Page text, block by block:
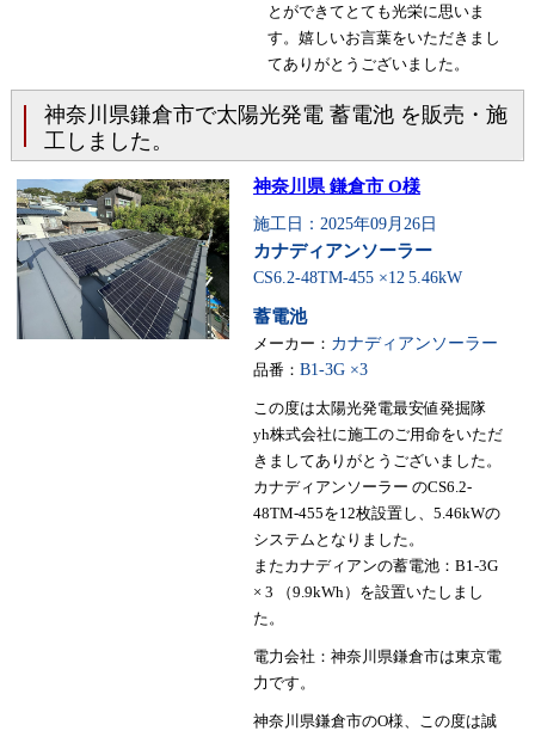
とができてとても光栄に思いま
す。嬉しいお言葉をいただきまし
てありがとうございました。
神奈川県鎌倉市で太陽光発電 蓄電池 を販売・施
工しました。
神奈川県 鎌倉市 O様
施工日：2025年09月26日
カナディアンソーラー
CS6.2-48TM-455 ×12 5.46kW
蓄電池
メーカー： カナディアンソーラー
品番： B1-3G ×3
この度は太陽光発電最安値発掘隊
yh株式会社に施工のご用命をいただ
きましてありがとうございました。
カナディアンソーラー のCS6.2-
48TM-455を12枚設置し、5.46kWの
システムとなりました。
またカナディアンの蓄電池：B1-3G
× 3 （9.9kWh）を設置いたしまし
た。
電力会社：神奈川県鎌倉市は東京電
力です。
神奈川県鎌倉市のO様、この度は誠